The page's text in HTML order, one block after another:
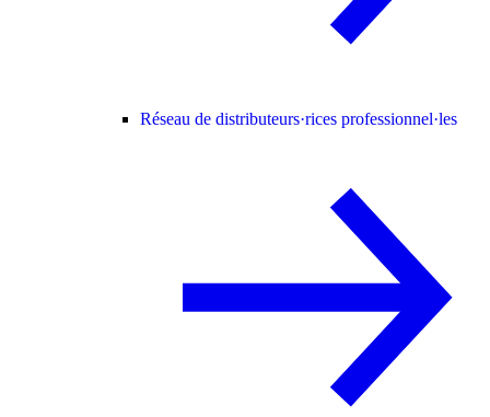
Réseau de distributeurs·rices professionnel·les